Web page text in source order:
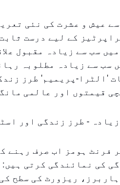
عیش و عشرت کی نئی
کے لیے درست
سب سے زیادہ مقبول
سب سے زیادہ مطلوبہ
'الٹرا-پریمیم' طرز
قیمتوں اور عالمی
- طرز زندگی اور
فرنٹ ہومز اب صرف رہنے
کی نمائندگی کرتی
ریزورٹ کی سطح